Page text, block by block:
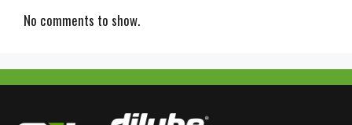
No comments to show.